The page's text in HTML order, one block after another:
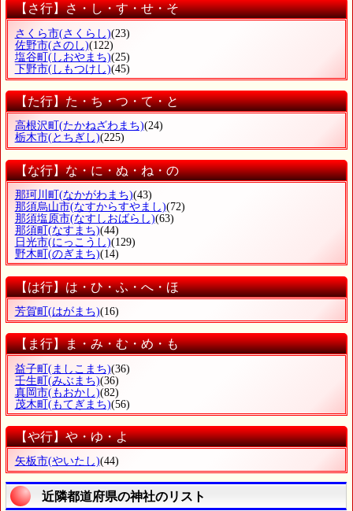
【さ行】さ・し・す・せ・そ
さくら市(さくらし)(23)
佐野市(さのし)(122)
塩谷町(しおやまち)(25)
下野市(しもつけし)(45)
【た行】た・ち・つ・て・と
高根沢町 (たかねざわまち)(24)
栃木市(とちぎし)(225)
【な行】な・に・ぬ・ね・の
那珂川町 (なかがわまち)(43)
那須烏山市(なすからすやまし)(72)
那須塩原市(なすしおばらし)(63)
那須町 (なすまち)(44)
日光市(にっこうし)(129)
野木町 (のぎまち)(14)
【は行】は・ひ・ふ・へ・ほ
芳賀町 (はがまち)(16)
【ま行】ま・み・む・め・も
益子町(ましこまち)(36)
壬生町(みぶまち)(36)
真岡市(もおかし)(82)
茂木町(もてぎまち)(56)
【や行】や・ゆ・よ
矢板市(やいたし)(44)
近隣都道府県の神社のリスト